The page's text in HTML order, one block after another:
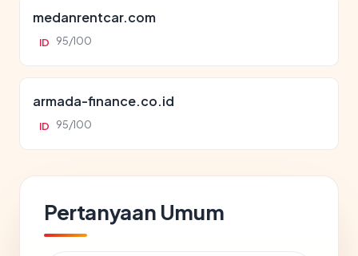
medanrentcar.com
ID 95/100
armada-finance.co.id
ID 95/100
Pertanyaan Umum